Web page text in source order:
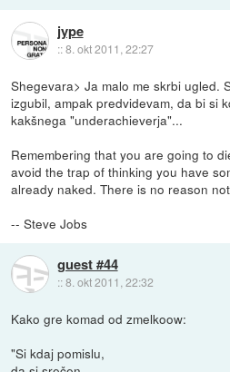
jype
::8. okt 2011, 22:27
Shegevara> Ja malo me skrbi ugled.
izgubil, ampak predvidevam, da bi si
kakšnega "underachieverja"...
Remembering that you are going to
avoid the trap of thinking you have
already naked. There is no reason
-- Steve Jobs
guest #44
::8. okt 2011, 22:32
Kako gre komad od zmelkoow:
"Si kdaj pomislu,